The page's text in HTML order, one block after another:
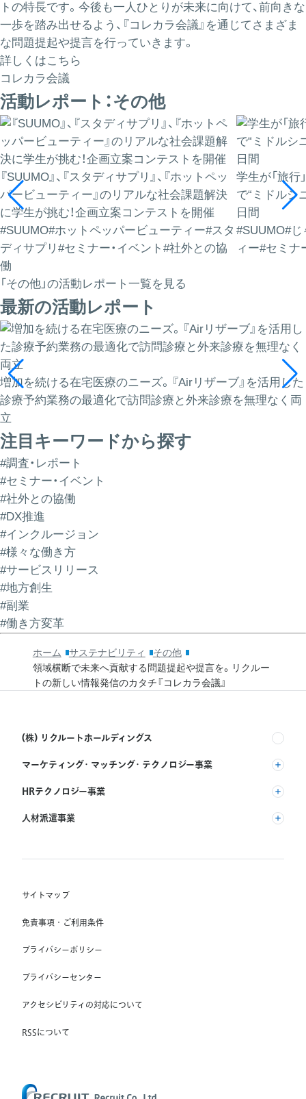
トの特長です。今後も一人ひとりが未来に向けて、前向きな
一歩を踏み出せるよう、『コレカラ会議』を通じてさまざま
な問題提起や提言を行っていきます。
詳しくはこちら
コレカラ会議
活動レポート：その他
『SUUMO』、『スタディサプリ』、『ホットペッ
パービューティー』のリアルな社会課題解決
に学生が挑む！企画立案コンテストを開催
#SUUMO#ホットペッパービューティー#スタ
ディサプリ #セミナー・イベント #社外との協
働
学生が「旅行
で“ミドルシ
日間
#SUUMO#じ
ィー#セミナ
「その他」の活動レポート一覧を見る
最新の活動レポート
増加を続ける在宅医療のニーズ。『Airリザーブ』を活用した
診療予約業務の最適化で訪問診療と外来診療を無理なく両
立
注目キーワードから探す
#調査・レポート
#セミナー・イベント
#社外との協働
#DX推進
#インクルージョン
#様々な働き方
#サービスリリース
#地方創生
#副業
#働き方変革
ホーム サステナビリティ
その他
領域横断で未来へ貢献する問題提起や提言を。リクルー
トの新しい情報発信のカタチ『コレカラ会議』
(株) リクルートホールディングス
マーケティング・マッチング・テクノロジー事業
(株) リクルート
HRテクノロジー事業
(株) インディードリクルートパートナーズ
Indeed, Inc.
人材派遣事業
(株) スタッフサービス・ホールディングス
Unique NV
Staffmark Group, LLC
The CSI Companies, Inc.
サイトマップ
免責事項・ご利用条件
プライバシーポリシー
プライバシーセンター
アクセシビリティの対応について
RSSについて